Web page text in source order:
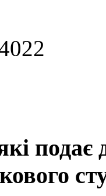
подає